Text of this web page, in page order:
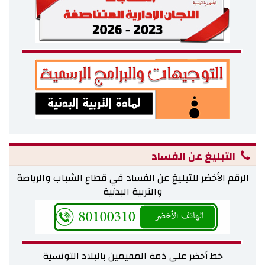
ميزانية الوزارة لسنة 2024
ميزانية الوزارة لسنة 2023
ميزانية الوزارة لسنة 2022
مشروع ميزانية سنـة 2021
ميزانية الوزارة لسنة 2020
ميزانية الوزارة لسنة 2019
التقرير السنوي
التقرير السنوي لنشاط الوزارة 2025
التقرير السنوي لنشاط المؤسسات الراجعة بالنظر 2025
إحصائيات
إحصائيات الشباب
التبليغ عن الفساد
الرقم الأخضر للتبليغ عن الفساد في قطاع الشباب والرياصة
والتربية البدنية
خط أخضر على ذمة المقيمين بالبلاد التونسية